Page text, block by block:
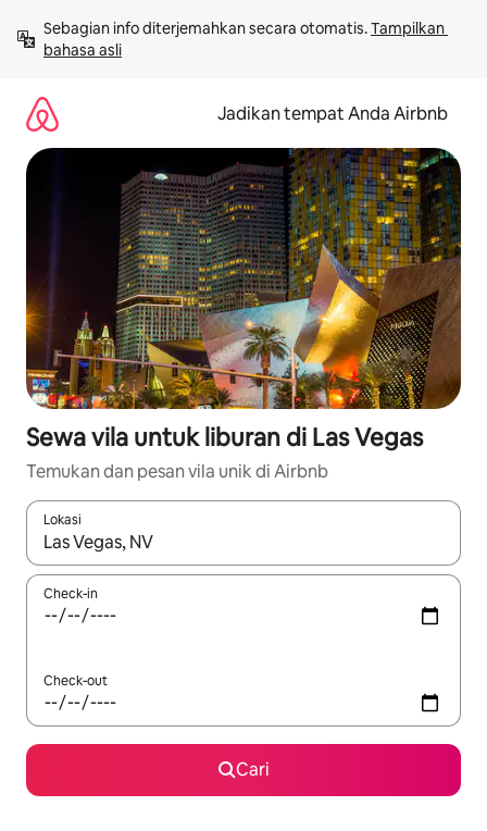
langsung
lihat
Sebagian info diterjemahkan secara otomatis. Tampilkan
bahasa asli
Jadikan tempat Anda Airbnb
Sewa vila untuk liburan di Las Vegas
Temukan dan pesan vila unik di Airbnb
Lokasi
Jika hasil yang dicari tersedia, telusuri dengan tombol panah
Check-in
Check-out
Cari